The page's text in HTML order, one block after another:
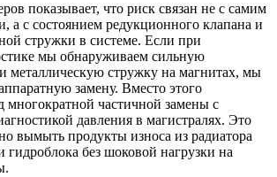
показывает, что риск связан не с самим
а с состоянием редукционного клапана и
стружки в системе. Если при
мы обнаруживаем сильную
металлическую стружку на магнитах, мы
замену. Вместо этого
многократной частичной замены с
давления в магистралях. Это
вымыть продукты износа из радиатора
без шоковой нагрузки на